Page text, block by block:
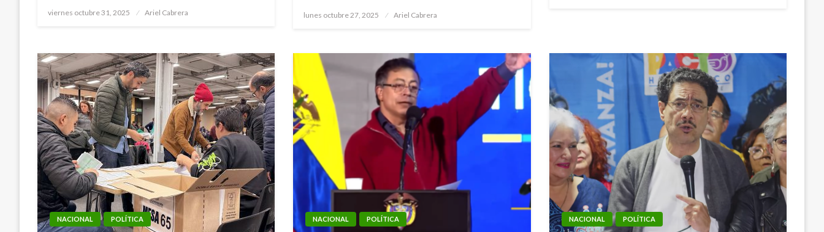
Publicado
viernes octubre 31, 2025 Ariel Cabrera
Publicado
lunes octubre 27, 2025 Ariel Cabrera
NACIONAL POLÍTICA NACIONAL POLÍTICA NACIONAL POLÍTICA